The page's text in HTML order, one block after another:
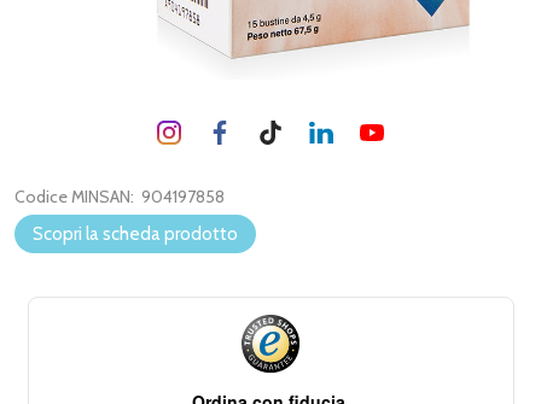
Codice MINSAN: 904197858
Scopri la scheda prodotto